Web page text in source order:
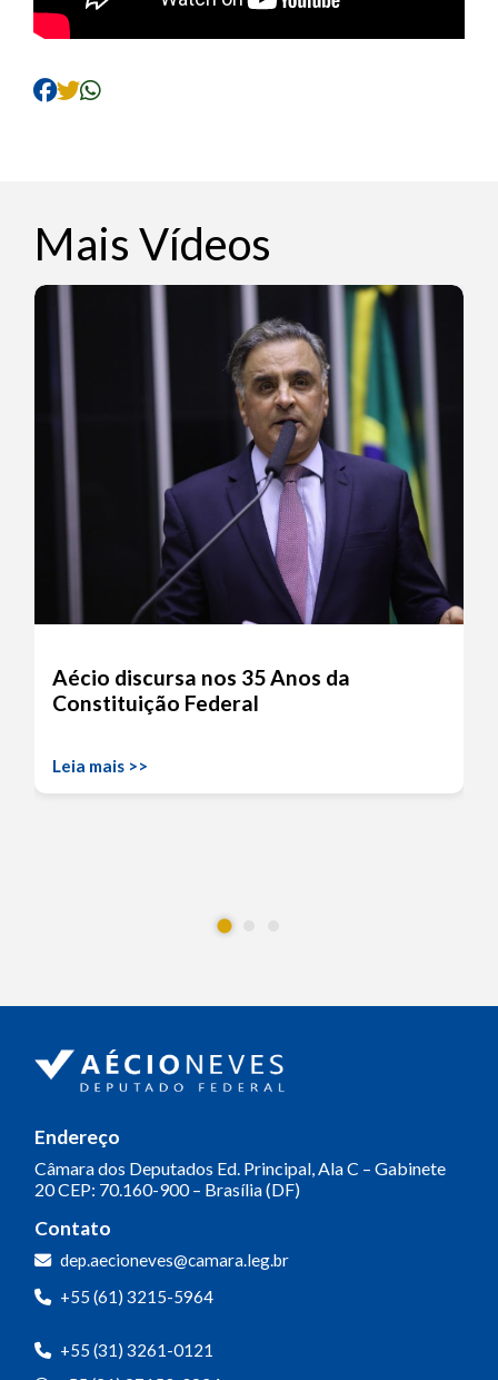
Mais Vídeos
Aécio discursa nos 35 Anos da
Constituição Federal
Leia mais >>
Endereço
Câmara dos Deputados Ed. Principal, Ala C – Gabinete
20CEP: 70.160-900 – Brasília (DF)
Contato
dep.aecioneves@camara.leg.br
+55 (61) 3215-5964
+55 (31) 3261-0121